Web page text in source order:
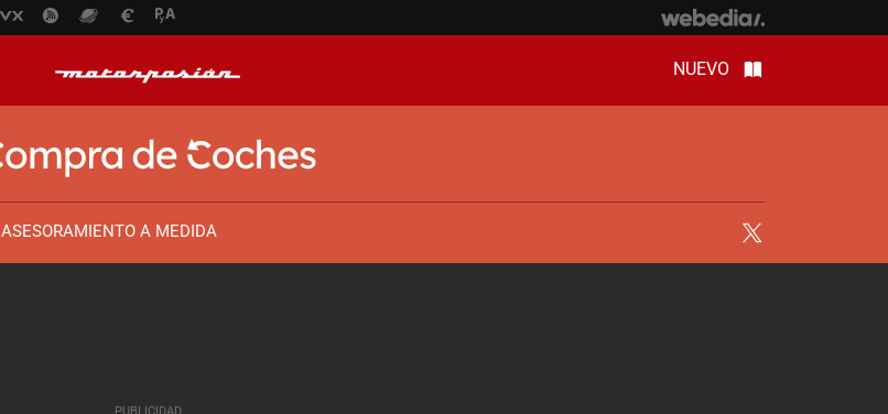
NUEVO
ASESORAMIENTO A MEDIDA